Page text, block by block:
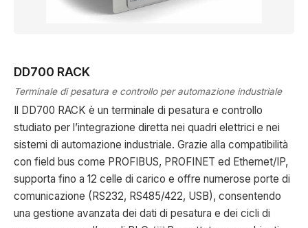
DD700 RACK
Terminale di pesatura e controllo per automazione industriale
Il DD700 RACK è un terminale di pesatura e controllo
studiato per l’integrazione diretta nei quadri elettrici e nei
sistemi di automazione industriale. Grazie alla compatibilità
con field bus come PROFIBUS, PROFINET ed Ethernet/IP,
supporta fino a 12 celle di carico e offre numerose porte di
comunicazione (RS232, RS485/422, USB), consentendo
una gestione avanzata dei dati di pesatura e dei cicli di